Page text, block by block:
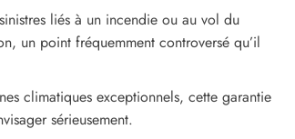
liés à un incendie ou au vol du
un point fréquemment controversé qu’il
climatiques exceptionnels, cette garantie
sérieusement.